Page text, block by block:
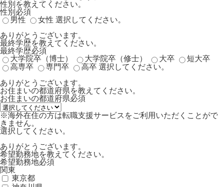
性別を教えてください。
性別 必須
男性
女性 選択してください。
ありがとうございます。
最終学歴を教えてください。
最終学歴必須
大学院卒（博士）
大学院卒（修士） 大卒
短大卒
高専卒
専門卒 高卒 選択してください。
ありがとうございます。
お住まいの都道府県を教えてください。
お住まいの都道府県必須
※海外在住の方は転職支援サービスをご利用いただくことがで
きません。
選択してください。
ありがとうございます。
希望勤務地を教えてください。
希望勤務地必須
関東
東京都